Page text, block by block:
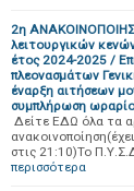
2η
λειτουργικών
έτος 2024-2025 /
πλεονασμάτων
έναρξη αιτήσεων
συμπλήρωση
Δείτε ΕΔΩ όλα τα
στις 21:10)Το
περισσότερα